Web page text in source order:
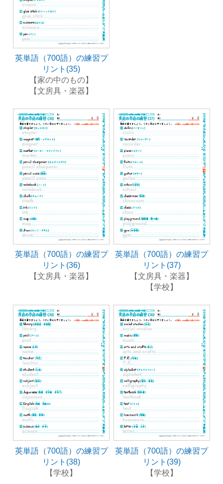
英単語（700語）の練習プ
リント(35)
【家の中のもの】
【文房具・楽器】
英単語（700語）の練習プ
リント(36)
【文房具・楽器】
英単語（700語）の練習プ
リント(37)
【文房具・楽器】
【学校】
英単語（700語）の練習プ
リント(38)
【学校】
英単語（700語）の練習プ
リント(39)
【学校】